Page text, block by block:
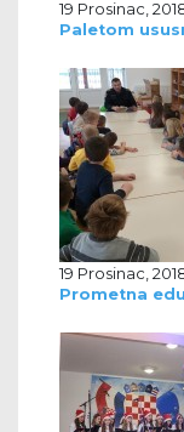
19 Prosinac,
Paletom
19 Prosinac,
Prometna